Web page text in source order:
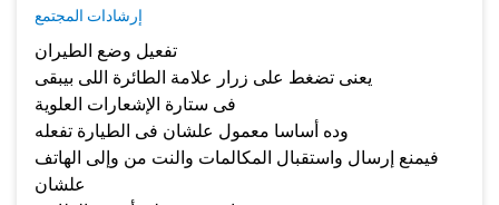
إرشادات المجتمع
تفعيل وضع الطيران
يعنى تضغط على زرار علامة الطائرة اللى بيبقى
فى ستارة الإشعارات العلوية
وده أساسا معمول علشان فى الطيارة تفعله
فيمنع إرسال واستقبال المكالمات والنت من وإلى الهاتف
علشان